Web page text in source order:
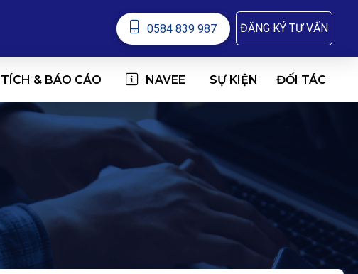
0584 839 987 ĐĂNG KÝ TƯ VẤN
& BÁO CÁO NAVEE SỰ KIỆN ĐỐI TÁC